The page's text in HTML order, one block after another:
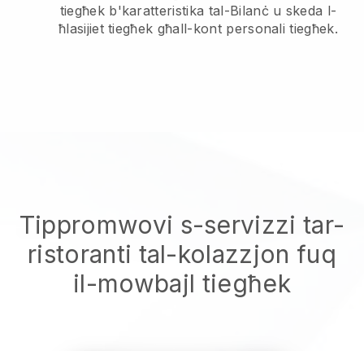
tiegħek b'karatteristika tal-Bilanċ u skeda l-
ħlasijiet tiegħek għall-kont personali tiegħek.
Tippromwovi s-servizzi tar-
ristoranti tal-kolazzjon fuq
il-mowbajl tiegħek